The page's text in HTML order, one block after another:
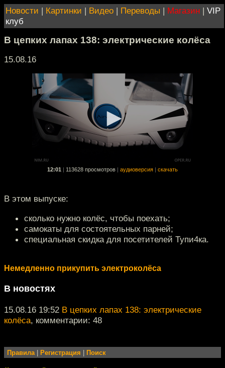
Новости | Картинки | Видео | Переводы | Магазин | VIP
клуб
В цепких лапах 138: электрические колёса
15.08.16
12:01 113628 просмотров аудиоверсия скачать
В этом выпуске:
сколько нужно колёс, чтобы поехать;
самокаты для состоятельных парней;
специальная скидка для посетителей Тупи4ка.
Немедленно прикупить электроколёса
В новостях
15.08.16 19:52 В цепких лапах 138: электрические
колёса, комментарии: 48
Правила| Регистрация Поиск